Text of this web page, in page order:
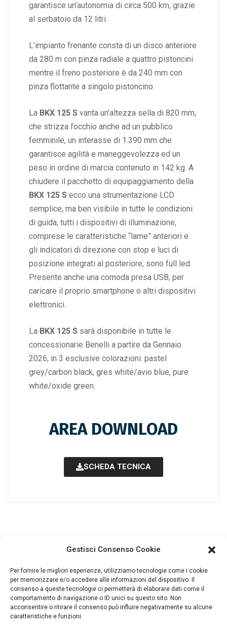
Gestisci Consenso Cookie
Per fornire le migliori esperienze, utilizziamo tecnologie come i cookie
per memorizzare e/o accedere alle informazioni del dispositivo. Il
consenso a queste tecnologie ci permetterà di elaborare dati come il
comportamento di navigazione o ID unici su questo sito. Non
acconsentire o ritirare il consenso può influire negativamente su alcune
caratteristiche e funzioni.
garantisce un’autonomia di circa 500 km, grazie
al serbatoio da 12 litri.
L’impianto frenante consta di un disco anteriore
da 280 m con pinza radiale a quattro pistoncini
mentre il freno posteriore è da 240 mm con
pinza flottante a singolo pistoncino.
La BKX 125 S vanta un’altezza sella di 820 mm,
che strizza l’occhio anche ad un pubblico
femminile, un interasse di 1.390 mm che
garantisce agilità e maneggevolezza ed un
peso in ordine di marcia contenuto in 142 kg. A
chiudere il pacchetto di equipaggiamento della
BKX 125 S ecco una strumentazione LCD
semplice, ma ben visibile in tutte le condizioni
di guida; tutti i dispositivi di illuminazione,
comprese le caratteristiche “lame” anteriori e
gli indicatori di direzione con stop e luci di
posizione integrati al posteriore, sono full led.
Presente anche una comoda presa USB, per
caricare il proprio smartphone o altri dispositivi
elettronici.
La BKX 125 S sarà disponibile in tutte le
concessionarie Benelli a partire da Gennaio
2026, in 3 esclusive colorazioni: pastel
grey/carbon black, gres white/avio blue, pure
white/oxide green.
AREA DOWNLOAD
SCHEDA TECNICA
info@benellinapoli.com
Email
+390815535926